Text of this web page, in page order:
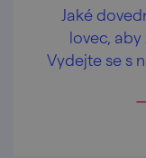
Jaké
lovec,
Vydejte se s